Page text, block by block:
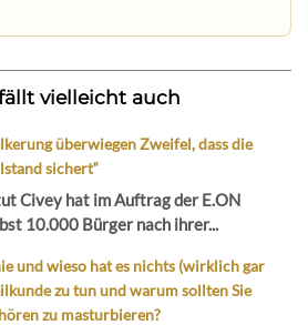
vielleicht auch
überwiegen Zweifel, dass die
sichert“
Civey hat im Auftrag der E.ON
10.000 Bürger nach ihrer...
und wieso hat es nichts (wirklich gar
zu tun und warum sollten Sie
zu masturbieren?